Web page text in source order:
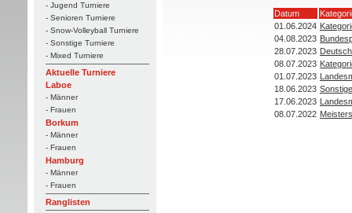
- Jugend Turniere
- Senioren Turniere
- Snow-Volleyball Turniere
- Sonstige Turniere
- Mixed Turniere
Aktuelle Turniere
Laboe
- Männer
- Frauen
Borkum
- Männer
- Frauen
Hamburg
- Männer
- Frauen
Ranglisten
Datum
01.06.2024
04.08.2023
28.07.2023
08.07.2023
01.07.2023
18.06.2023
17.06.2023
08.07.2022